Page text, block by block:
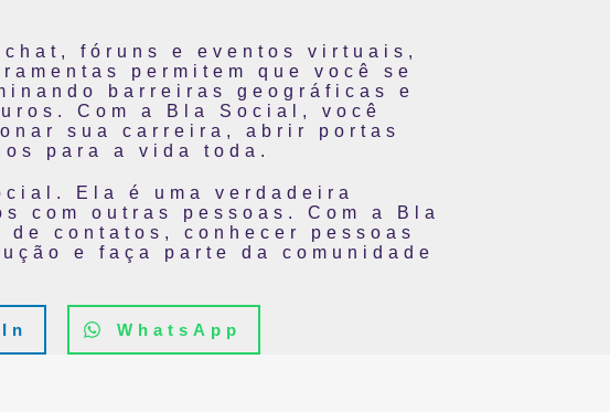
fóruns e eventos virtuais,
permitem que você se
barreiras geográficas e
Com a Bla Social, você
sua carreira, abrir portas
para a vida toda.
Ela é uma verdadeira
com outras pessoas. Com a Bla
contatos, conhecer pessoas
e faça parte da comunidade
WhatsApp